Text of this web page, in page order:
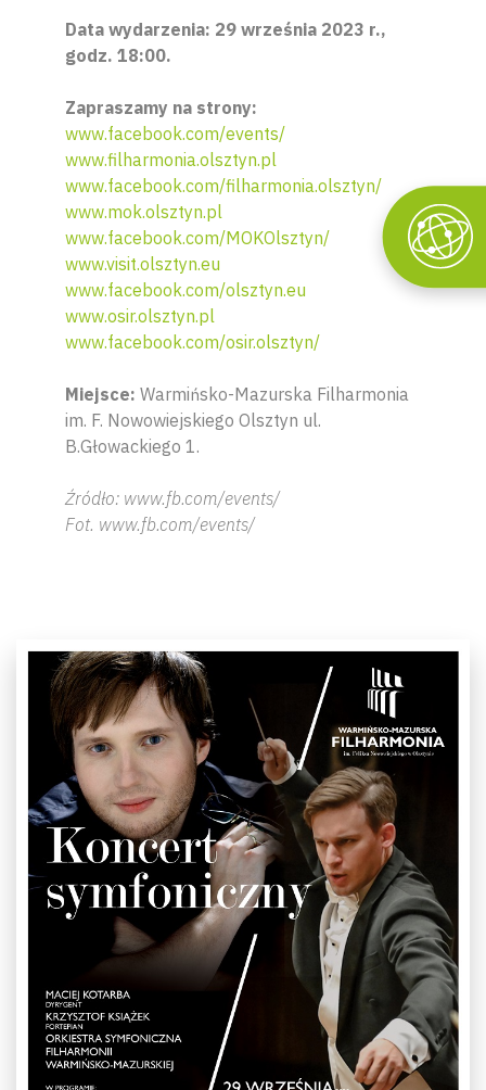
Data wydarzenia: 29 września 2023 r.,
godz. 18:00.
Zapraszamy na strony:
www.facebook.com/events/
www.filharmonia.olsztyn.pl
www.facebook.com/filharmonia.olsztyn/
www.mok.olsztyn.pl
www.facebook.com/MOKOlsztyn/
www.visit.olsztyn.eu
www.facebook.com/olsztyn.eu
www.osir.olsztyn.pl
www.facebook.com/osir.olsztyn/
Miejsce: Warmińsko-Mazurska Filharmonia
im. F. Nowowiejskiego Olsztyn ul.
B.Głowackiego 1.
Źródło: www.fb.com/events/
Fot. www.fb.com/events/